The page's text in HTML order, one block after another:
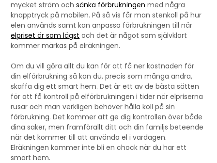
mycket ström ochsänka förbrukningen med några
knapptryck på mobilen. På så vis får man stenkoll på hur
elen används samt kan anpassa förbrukningen till när
elpriset är som lägst och det är något som självklart
kommer märkas på elräkningen.
Om du vill göra allt du kan för att få ner kostnaden för
din elförbrukning så kan du, precis som många andra,
skaffa dig ett smart hem. Det är ett av de bästa sätten
för att få kontroll på elförbrukningen i tider när elpriserna
rusar och man verkligen behöver hålla koll på sin
förbrukning. Det kommer att ge dig kontrollen över både
dina saker, men framförallt ditt och din familjs beteende
när det kommer till att använda el i vardagen.
Elräkningen kommer inte bli en chock när du har ett
smart hem.